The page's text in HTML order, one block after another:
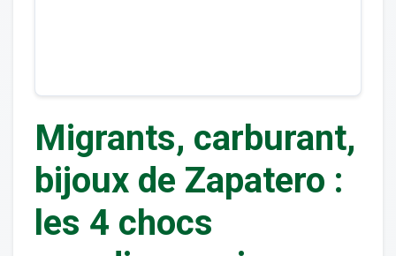
Migrants, carburant,
bijoux de Zapatero :
les 4 chocs